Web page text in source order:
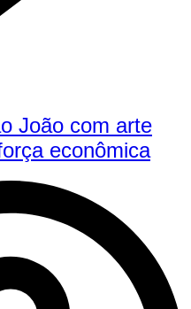
João com arte
econômica